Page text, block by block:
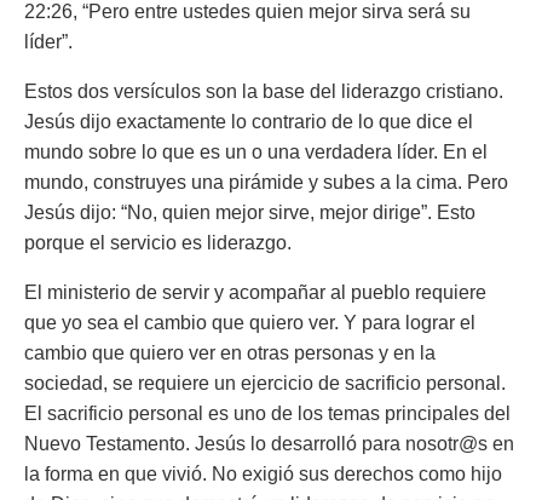
22:26, “Pero entre ustedes quien mejor sirva será su
líder”.
Estos dos versículos son la base del liderazgo cristiano.
Jesús dijo exactamente lo contrario de lo que dice el
mundo sobre lo que es un o una verdadera líder. En el
mundo, construyes una pirámide y subes a la cima. Pero
Jesús dijo: “No, quien mejor sirve, mejor dirige”. Esto
porque el servicio es liderazgo.
El ministerio de servir y acompañar al pueblo requiere
que yo sea el cambio que quiero ver. Y para lograr el
cambio que quiero ver en otras personas y en la
sociedad, se requiere un ejercicio de sacrificio personal.
El sacrificio personal es uno de los temas principales del
Nuevo Testamento. Jesús lo desarrolló para nosotr@s en
la forma en que vivió. No exigió sus derechos como hijo